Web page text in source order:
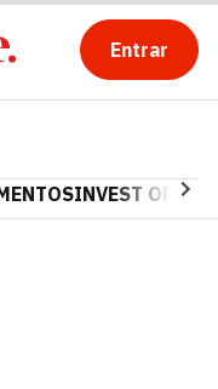
Entrar
INVEST OPINA